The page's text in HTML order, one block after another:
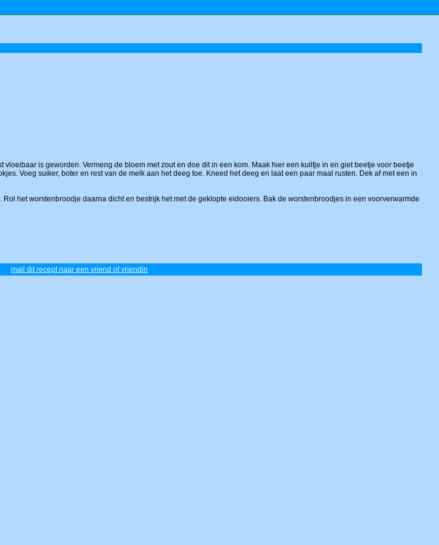
is geworden. Vermeng de bloem met zout en doe dit in een kom. Maak hier een kuiltje in en giet beetje voor beetje
Voeg suiker, boter en rest van de melk aan het deeg toe. Kneed het deeg en laat een paar maal rusten. Dek af met een in
het worstenbroodje daarna dicht en bestrijk het met de geklopte eidooiers. Bak de worstenbroodjes in een voorverwarmde
mail dit recept naar een vriend of vriendin